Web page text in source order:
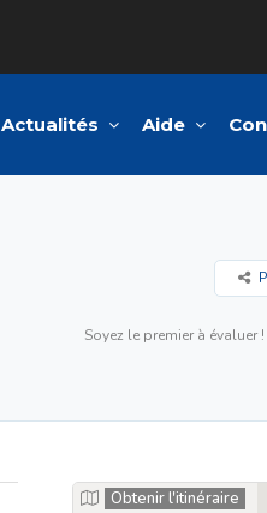
Actualités Aide
Soyez le premier à évaluer !
Obtenir l'itinéraire